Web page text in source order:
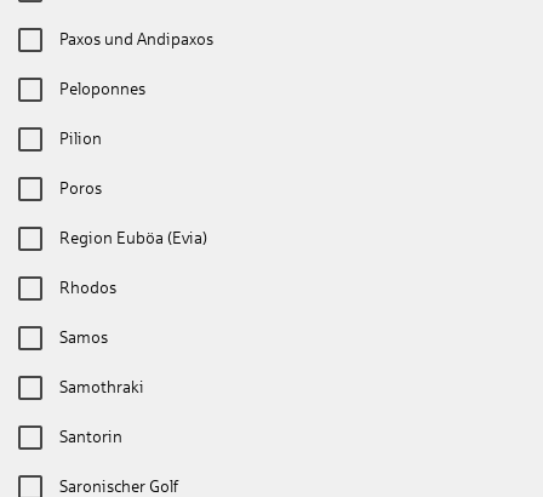
Paxos und Andipaxos
Peloponnes
Pilion
Poros
Region Euböa (Evia)
Rhodos
Samos
Samothraki
Santorin
Saronischer Golf